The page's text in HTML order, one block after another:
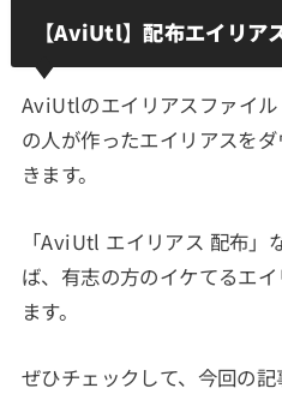
【AviUtl】配布エイリア
AviUtlのエイリアスファイ
の人が作ったエイリアスを
きます。
「AviUtl エイリアス 配布」
ば、有志の方のイケてるエ
ます。
ぜひチェックして、今回の